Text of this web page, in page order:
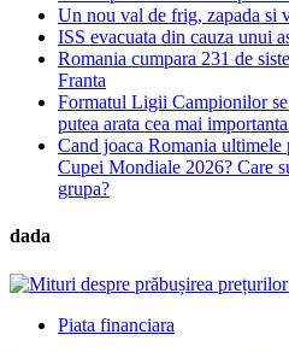
Un nou val de frig, zapada si
ISS evacuata din cauza unui
Romania cumpara 231 de
Franta
Formatul Ligii Campionilor
putea arata cea mai
Cand joaca Romania
Cupei Mondiale 2026? Care
grupa?
dada
Piata financiara